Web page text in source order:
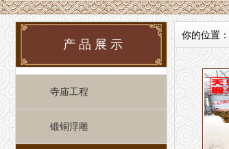
产品展示
寺庙工程
锻铜浮雕
你的位置：